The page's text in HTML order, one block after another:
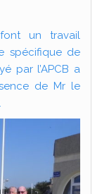
un travail
spécifique de
par l’APCB a
de Mr le